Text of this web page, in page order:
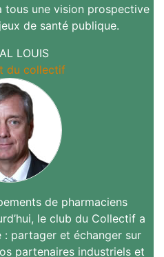
une vision prospective
de santé publique.
LOUIS
du collectif
de pharmaciens
le club du Collectif a
partager et échanger sur
partenaires industriels et